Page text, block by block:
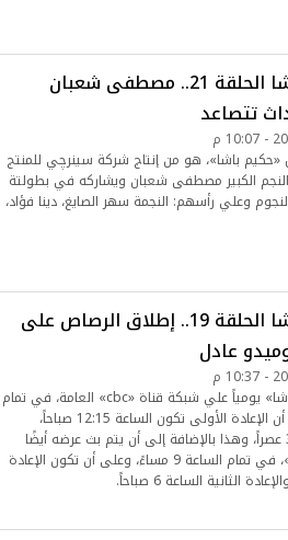
مسلسل حكيم باشا الحلقة 21.. مصطفى شعبان
تتصاعد
«حكيم باشا»، هو من إنتاج شركة سينرچي للمنتج
الكبير مصطفى شعبان ويشاركه في بطولتة
وعلي رأسهم: النجمة سهر الصايغ، دينا فؤاد،
مسلسل حكيم باشا الحلقة 19.. إطلاق الرصاص على
عادل
يعرض مسلسل «حكيم باشا» يومياً علي شبكة قناة «cbc» العامة، في تمام
الساعة 7:15 مساءً، حيث أن الإعادة الأولى تكون الساعة 12:15 صباحاً،
والإعادة الثانية الساعة 3 عصراً، وهذا بالإضافة إلى أن يتم بث عرضه أيضًا
على قناة «cbc drama»، في تمام الساعة 9 مساءً، وعلى أن تكون الإعادة